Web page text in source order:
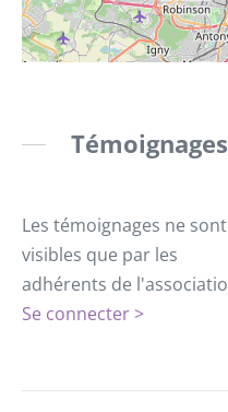
Témoignages
Les témoignages ne sont
visibles que par les
adhérents de
Se connecter >